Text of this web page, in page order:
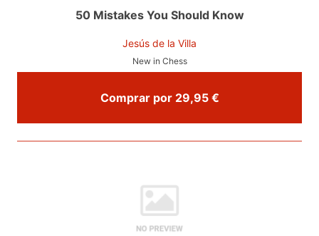
50 Mistakes You Should Know
Jesús de la Villa
New in Chess
Comprar por 29,95 €